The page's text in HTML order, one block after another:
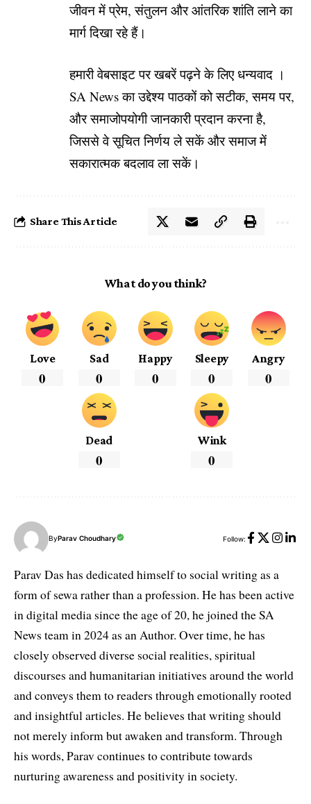
जीवन में प्रेम, संतुलन और आंतरिक शांति लाने का
मार्ग दिखा रहे हैं।
हमारी वेबसाइट पर खबरें पढ़ने के लिए धन्यवाद ।
SA News का उद्देश्य पाठकों को सटीक, समय पर,
और समाजोपयोगी जानकारी प्रदान करना है,
जिससे वे सूचित निर्णय ले सकें और समाज में
सकारात्मक बदलाव ला सकें।
Share This Article
What do you think?
Love
0
Sad
0
Happy
0
Sleepy
0
Angry
0
Dead
0
Wink
0
ByParav Choudhary Follow:
Parav Das has dedicated himself to social writing as a
form of sewa rather than a profession. He has been active
in digital media since the age of 20, he joined the SA
News team in 2024 as an Author. Over time, he has
closely observed diverse social realities, spiritual
discourses and humanitarian initiatives around the world
and conveys them to readers through emotionally rooted
and insightful articles. He believes that writing should
not merely inform but awaken and transform. Through
his words, Parav continues to contribute towards
nurturing awareness and positivity in society.